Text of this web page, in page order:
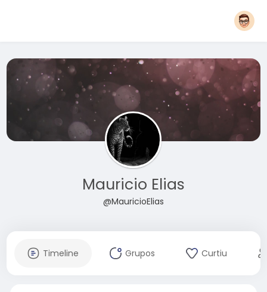
Mauricio Elias
@MauricioElias
Timeline Grupos Curtiu